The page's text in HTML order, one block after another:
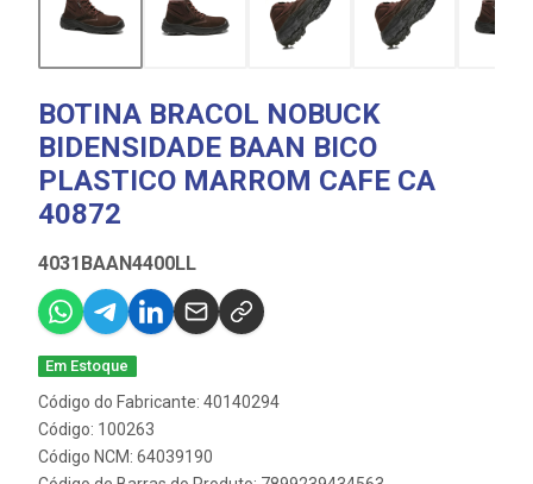
BOTINA BRACOL NOBUCK
BIDENSIDADE BAAN BICO
PLASTICO MARROM CAFE CA
40872
4031BAAN4400LL
Em Estoque
Código do Fabricante: 40140294
Código: 100263
Código NCM: 64039190